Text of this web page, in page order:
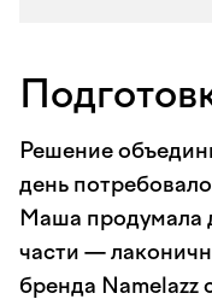
Решение
день
Маша продумала
части —
бренда Namelazz